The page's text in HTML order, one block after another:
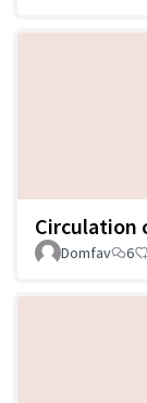
Circulation
Domfav 6